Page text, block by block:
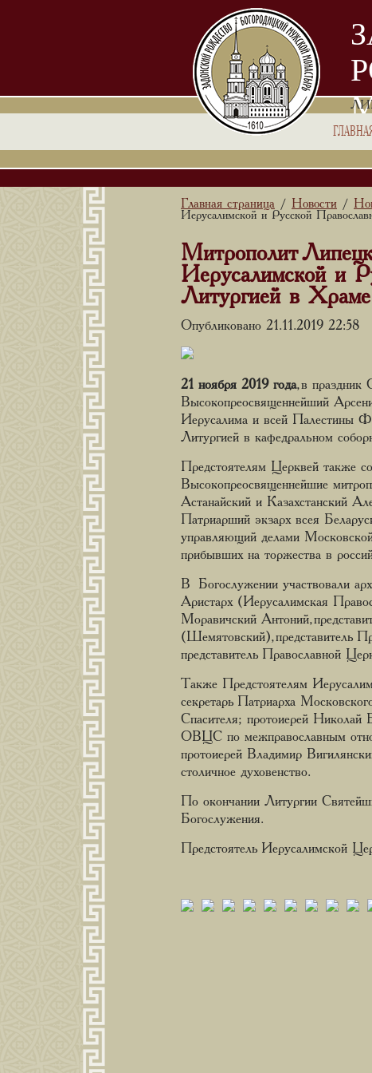
Главная страница / Новости /
Иерусалимской и Русской
Митрополит
Иерусалимской и
Литургией в
Опубликовано 21.11.2019 22:58
21 ноября 2019 года, в праздник
Высокопреосвященнейший
Иерусалима и всей Палестины
Литургией в кафедральном
Предстоятелям Церквей также
Высокопреосвященнейшие
Астанайский и Казахстанский
Патриарший экзарх всея
управляющий делами Московской
прибывших на торжества в
В Богослужении участвовали
Аристарх (Иерусалимская
Моравичский Антоний,
(Шемятовский), представитель
представитель Православной
Также Предстоятелям
секретарь Патриарха
Спасителя; протоиерей
ОВЦС по межправославным
протоиерей Владимир
столичное духовенство.
По окончании Литургии
Богослужения.
Предстоятель Иерусалимской